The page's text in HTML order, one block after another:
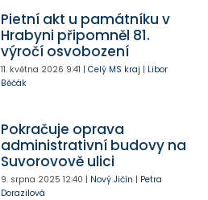
Pietní akt u památníku v
Hrabyni připomněl 81.
výročí osvobození
11. května 2026 9:41 | Celý MS kraj | Libor
Běčák
Pokračuje oprava
administrativní budovy na
Suvorovově ulici
9. srpna 2025 12:40 | Nový Jičín | Petra
Dorazilová